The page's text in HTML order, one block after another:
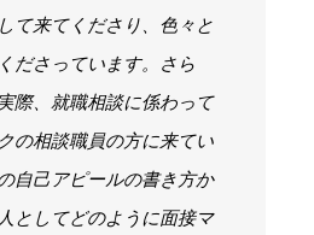
て来てくださり、色々と
ださっています。さら
際、就職相談に係わって
の相談職員の方に来てい
自己アピールの書き方か
としてどのように面接マ